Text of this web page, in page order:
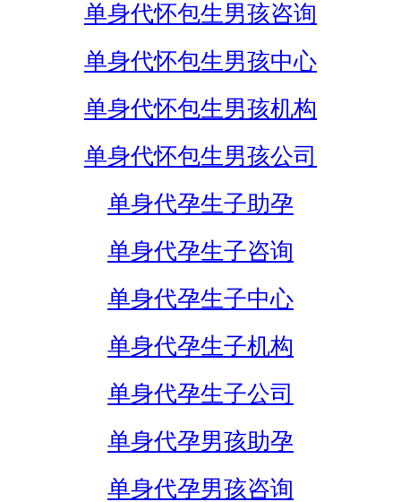
单身代怀包生男孩咨询
单身代怀包生男孩中心
单身代怀包生男孩机构
单身代怀包生男孩公司
单身代孕生子助孕
单身代孕生子咨询
单身代孕生子中心
单身代孕生子机构
单身代孕生子公司
单身代孕男孩助孕
单身代孕男孩咨询